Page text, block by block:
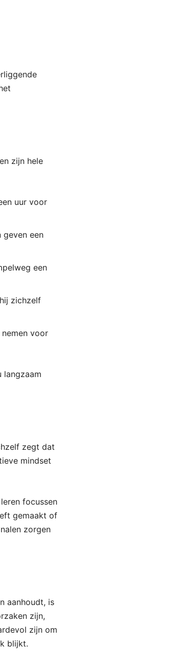
zijn hele
uur voor
geven een
een
zichzelf
voor
langzaam
zegt dat
mindset
focussen
gemaakt of
zorgen
aanhoudt, is
zijn,
zijn om
blijkt.